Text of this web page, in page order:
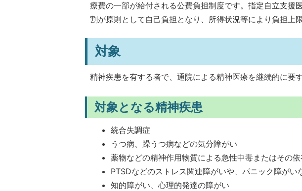
療費の一部が給付される公費負担制度です。指定自立支援
割が原則として自己負担となり、所得状況等により負担上
対象
精神疾患を有する者で、通院による精神医療を継続的に要
対象となる精神疾患
統合失調症
うつ病、躁うつ病などの気分障がい
薬物などの精神作用物質による急性中毒またはその依
PTSDなどのストレス関連障がいや、パニック障がい
知的障がい、心理的発達の障がい